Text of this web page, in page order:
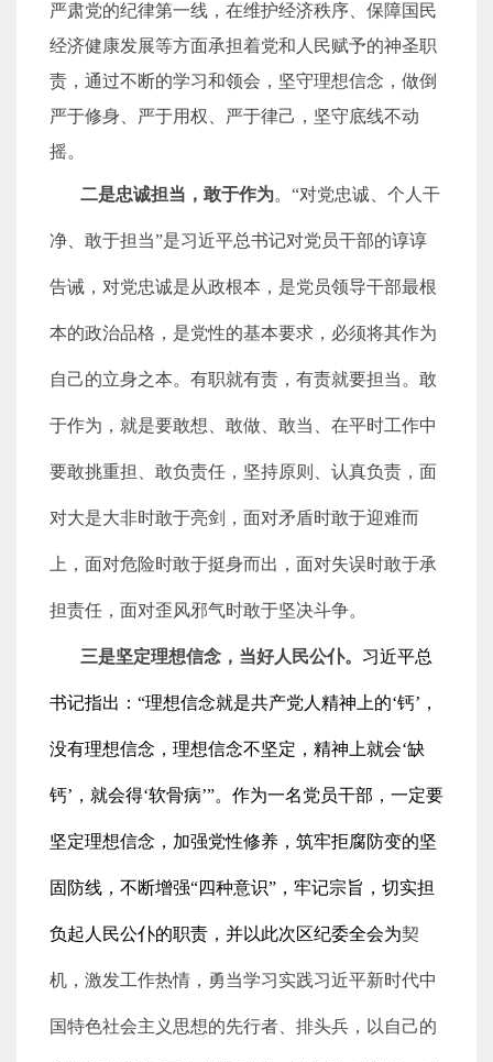
严肃党的纪律第一线，在维护经济秩序、保障国民
经济健康发展等方面承担着党和人民赋予的神圣职
责，通过不断的学习和领会，坚守理想信念，做倒
严于修身、严于用权、严于律己，坚守底线不动
摇。
二是忠诚担当，敢于作为。“对党忠诚、个人干
净、敢于担当”是习近平总书记对党员干部的谆谆
告诫，对党忠诚是从政根本，是党员领导干部最根
本的政治品格，是党性的基本要求，必须将其作为
自己的立身之本。有职就有责，有责就要担当。敢
于作为，就是要敢想、敢做、敢当、在平时工作中
要敢挑重担、敢负责任，坚持原则、认真负责，面
对大是大非时敢于亮剑，面对矛盾时敢于迎难而
上，面对危险时敢于挺身而出，面对失误时敢于承
担责任，面对歪风邪气时敢于坚决斗争。
三是坚定理想信念，当好人民公仆。 习近平总
书记指出：“理想信念就是共产党人精神上的‘钙’，
没有理想信念，理想信念不坚定，精神上就会‘缺
钙’，就会得‘软骨病’”。作为一名党员干部，一定要
坚定理想信念，加强党性修养，筑牢拒腐防变的坚
固防线，不断增强“四种意识”，牢记宗旨，切实担
负起人民公仆的职责，并以此次区纪委全会为契
机，激发工作热情，勇当学习实践习近平新时代中
国特色社会主义思想的先行者、排头兵，以自己的